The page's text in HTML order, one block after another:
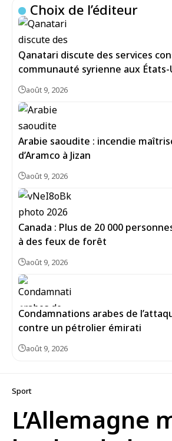
Choix de l’éditeur
Qanatari discute des services
communauté syrienne aux États-
août 9, 2026
Arabie saoudite : incendie
d’Aramco à Jizan
août 9, 2026
Canada : Plus de 20 000
à des feux de forêt
août 9, 2026
Condamnations arabes de
contre un pétrolier émirati
août 9, 2026
Sport
L’Allemagne